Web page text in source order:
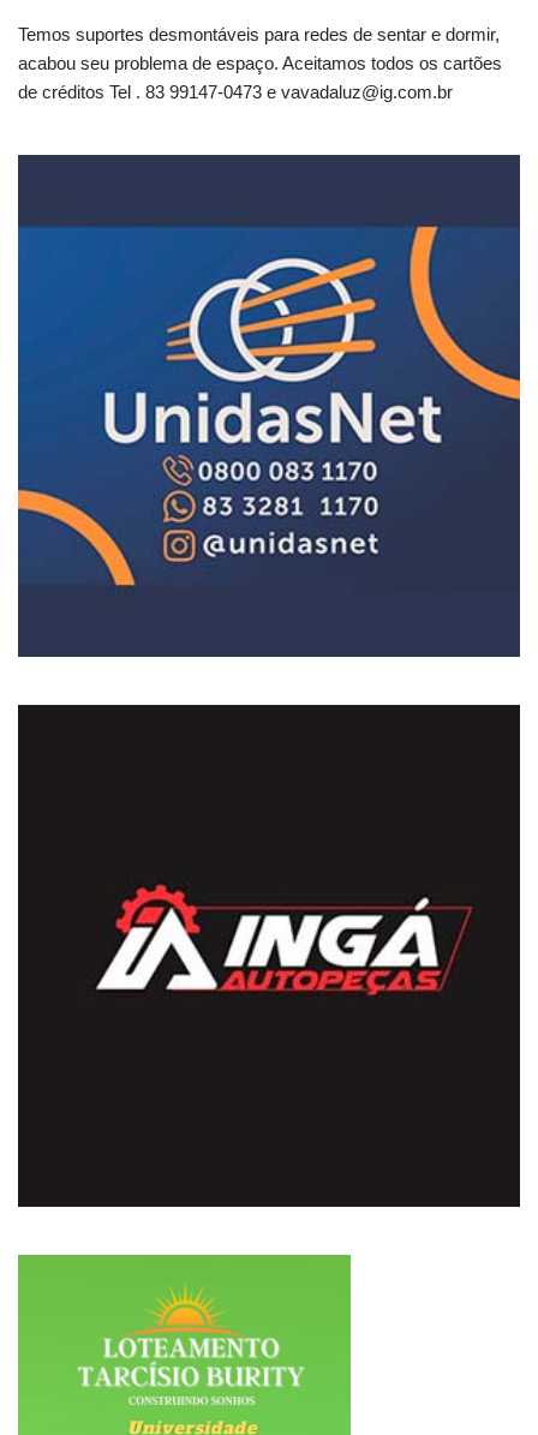
Temos suportes desmontáveis para redes de sentar e dormir,
acabou seu problema de espaço. Aceitamos todos os cartões
de créditos Tel . 83 99147-0473 e vavadaluz@ig.com.br